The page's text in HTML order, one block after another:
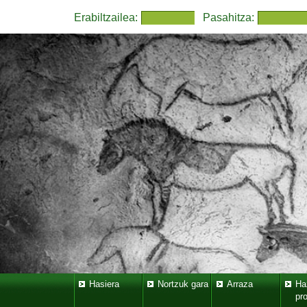
Erabiltzailea: Pasahitza:
Hasiera Nortzuk gara Arraza